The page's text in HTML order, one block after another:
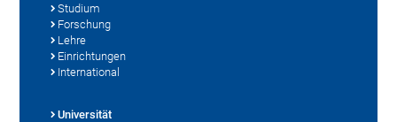
Studium
Forschung
Lehre
Einrichtungen
International
Universität